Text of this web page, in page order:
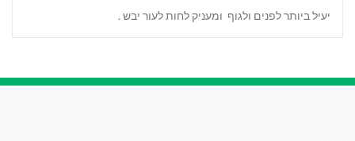
יעיל ביותר לפנים ולגוף ומעניק לחות לעור יבש .